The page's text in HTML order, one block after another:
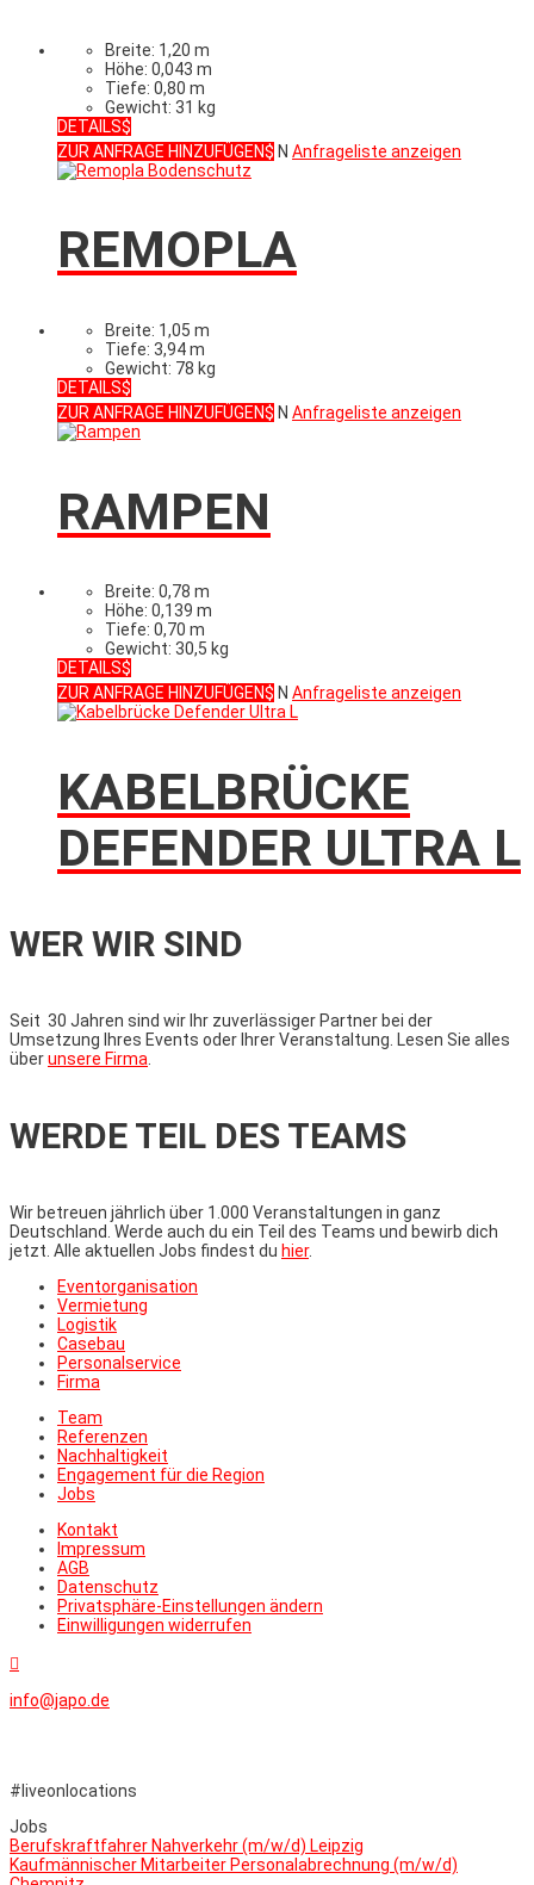
Breite: 1,20 m
Höhe: 0,043 m
Tiefe: 0,80 m
Gewicht: 31 kg
DETAILS
ZUR ANFRAGE HINZUFÜGEN
N Anfrageliste anzeigen
REMOPLA
Breite: 1,05 m
Tiefe: 3,94 m
Gewicht: 78 kg
DETAILS
ZUR ANFRAGE HINZUFÜGEN
N Anfrageliste anzeigen
RAMPEN
Breite: 0,78 m
Höhe: 0,139 m
Tiefe: 0,70 m
Gewicht: 30,5 kg
DETAILS
ZUR ANFRAGE HINZUFÜGEN
N Anfrageliste anzeigen
KABELBRÜCKE
DEFENDER ULTRA L
WER WIR SIND
Seit 30 Jahren sind wir Ihr zuverlässiger Partner bei der
Umsetzung Ihres Events oder Ihrer Veranstaltung. Lesen Sie alles
überunsere Firma
WERDE TEIL DES TEAMS
Wir betreuen jährlich über 1.000 Veranstaltungen in ganz
Deutschland. Werde auch du ein Teil des Teams und bewirb dich
jetzt. Alle aktuellen Jobs findest du hier.
Eventorganisation
Vermietung
Logistik
Casebau
Personalservice
Firma
Team
Referenzen
Nachhaltigkeit
Engagement für die Region
Jobs
Kontakt
Impressum
AGB
Datenschutz
Privatsphäre-Einstellungen ändern
Einwilligungen widerrufen

info@japo.de
#liveonlocations
Jobs
Berufskraftfahrer Nahverkehr (m/w/d) Leipzig
Kaufmännischer Mitarbeiter Personalabrechnung (m/w/d)